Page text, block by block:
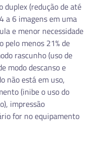
duplex (redução de até
a 6 imagens em uma
e menor necessidade
pelo menos 21% de
rascunho (uso de
modo descanso e
não está em uso,
(inibe o uso do
impressão
for no equipamento